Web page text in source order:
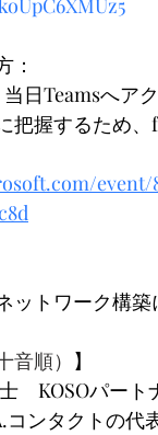
：
日Teamsへア
把握するため
event/
ットワーク構
音順） 】
　KOSOパー
コンタクトの